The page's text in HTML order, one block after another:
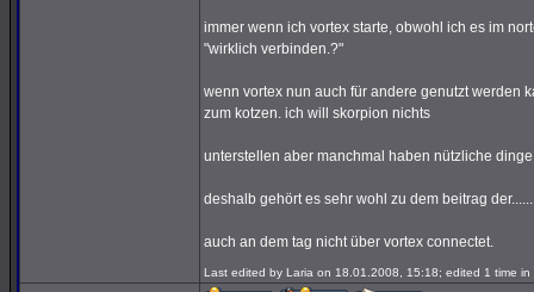
immer wenn ich vortex starte, obwohl ich es im
"wirklich verbinden.?"
wenn vortex nun auch für andere genutzt werden
zum kotzen. ich will skorpion nichts
unterstellen aber manchmal haben nützliche
deshalb gehört es sehr wohl zu dem beitrag
auch an dem tag nicht über vortex connectet.
Last edited by Laria on 18.01.2008, 15:18; edited 1 time in